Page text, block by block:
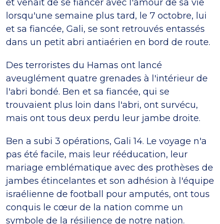
et venait de se fiancer avec l'amour de sa vie
lorsqu'une semaine plus tard, le 7 octobre, lui
et sa fiancée, Gali, se sont retrouvés entassés
dans un petit abri antiaérien en bord de route.
Des terroristes du Hamas ont lancé
aveuglément quatre grenades à l'intérieur de
l'abri bondé. Ben et sa fiancée, qui se
trouvaient plus loin dans l'abri, ont survécu,
mais ont tous deux perdu leur jambe droite.
Ben a subi 3 opérations, Gali 14. Le voyage n'a
pas été facile, mais leur rééducation, leur
mariage emblématique avec des prothèses de
jambes étincelantes et son adhésion à l'équipe
israélienne de football pour amputés, ont tous
conquis le cœur de la nation comme un
symbole de la résilience de notre nation.